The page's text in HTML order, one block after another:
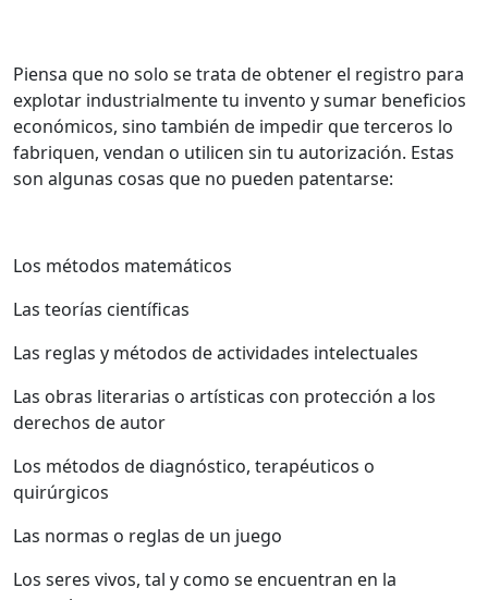
Piensa que no solo se trata de obtener el registro para
explotar industrialmente tu invento y sumar beneficios
económicos, sino también de impedir que terceros lo
fabriquen, vendan o utilicen sin tu autorización. Estas
son algunas cosas que no pueden patentarse:
Los métodos matemáticos
Las teorías científicas
Las reglas y métodos de actividades intelectuales
Las obras literarias o artísticas con protección a los
derechos de autor
Los métodos de diagnóstico, terapéuticos o
quirúrgicos
Las normas o reglas de un juego
Los seres vivos, tal y como se encuentran en la